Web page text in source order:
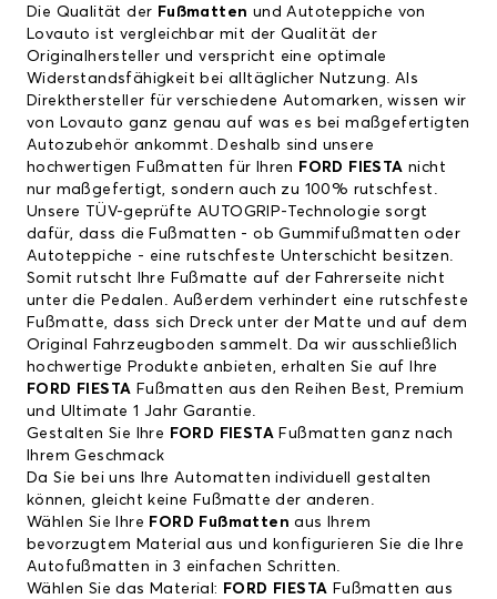
Die Qualität der Fußmatten und Autoteppiche von
Lovauto ist vergleichbar mit der Qualität der
Originalhersteller und verspricht eine optimale
Widerstandsfähigkeit bei alltäglicher Nutzung. Als
Direkthersteller für verschiedene Automarken, wissen wir
von Lovauto ganz genau auf was es bei maßgefertigten
Autozubehör ankommt. Deshalb sind unsere
hochwertigen Fußmatten für Ihren FORD FIESTA nicht
nur maßgefertigt, sondern auch zu 100% rutschfest.
Unsere TÜV-geprüfte AUTOGRIP-Technologie sorgt
dafür, dass die Fußmatten - ob Gummifußmatten oder
Autoteppiche - eine rutschfeste Unterschicht besitzen.
Somit rutscht Ihre Fußmatte auf der Fahrerseite nicht
unter die Pedalen. Außerdem verhindert eine rutschfeste
Fußmatte, dass sich Dreck unter der Matte und auf dem
Original Fahrzeugboden sammelt. Da wir ausschließlich
hochwertige Produkte anbieten, erhalten Sie auf Ihre
FORD FIESTA Fußmatten aus den Reihen Best, Premium
und Ultimate 1 Jahr Garantie.
Gestalten Sie Ihre FORD FIESTA Fußmatten ganz nach
Ihrem Geschmack
Da Sie bei uns Ihre Automatten individuell gestalten
können, gleicht keine Fußmatte der anderen.
Wählen Sie Ihre FORD Fußmatten aus Ihrem
bevorzugtem Material aus und konfigurieren Sie die Ihre
Autofußmatten in 3 einfachen Schritten.
Wählen Sie das Material: FORD FIESTA Fußmatten aus